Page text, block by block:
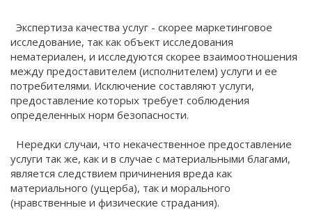
Экспертиза качества услуг - скорее маркетинговое
исследование, так как объект исследования
нематериален, и исследуются скорее взаимоотношения
между предоставителем (исполнителем) услуги и ее
потребителями. Исключение составляют услуги,
предоставление которых требует соблюдения
определенных норм безопасности.
Нередки случаи, что некачественное предоставление
услуги так же, как и в случае с материальными благами,
является следствием причинения вреда как
материального (ущерба), так и морального
(нравственные и физические страдания).